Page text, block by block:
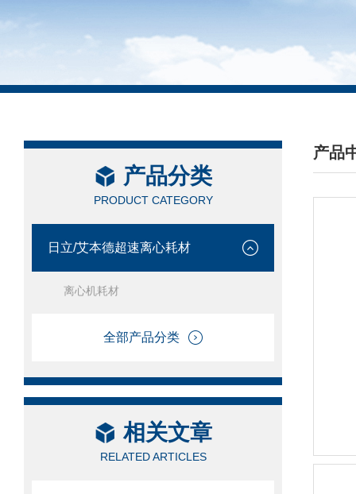
产品分类
PRODUCT CATEGORY
日立/艾本德超速离心耗材
离心机耗材
全部产品分类
相关文章
RELATED ARTICLES
产品
/